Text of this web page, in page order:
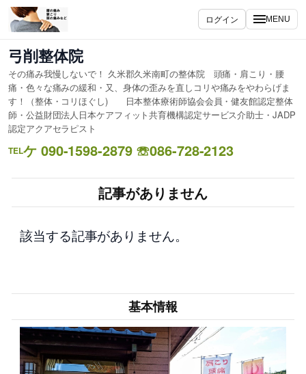
内
容
ス
キ
ッ
プ
ログイン MENU
弓削整体院
その痛み我慢しないで！ 久米郡久米南町の整体院 頭痛・肩こり・腰
痛・色々な痛みの緩和・又、身体の歪みを直しコリや痛みをやわらげま
す！（整体・コリほぐし) 日本整体療術師協会会員・健友館認定整体
師・公益財団法人日本ケアフィット共育機構認定サービス介助士・JADP
認定アクアセラピスト
TELケ 090-1598-2879 ☏086-728-2123
記事がありません
該当する記事がありません。
基本情報